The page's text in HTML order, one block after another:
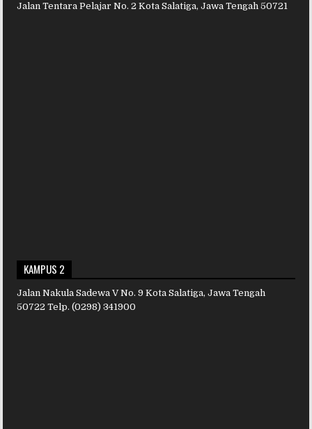
Jalan Tentara Pelajar No. 2 Kota Salatiga, Jawa Tengah 50721
KAMPUS 2
Jalan Nakula Sadewa V No. 9 Kota Salatiga, Jawa Tengah
50722 Telp. (0298) 341900